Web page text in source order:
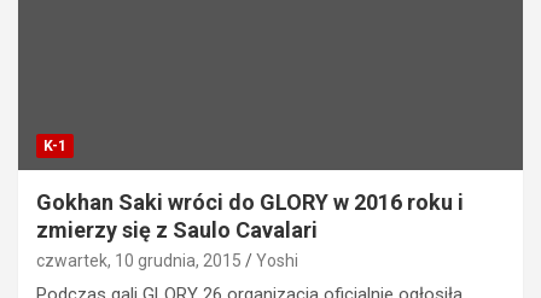
K-1
Gokhan Saki wróci do GLORY w 2016 roku i
zmierzy się z Saulo Cavalari
czwartek, 10 grudnia, 2015 Yoshi